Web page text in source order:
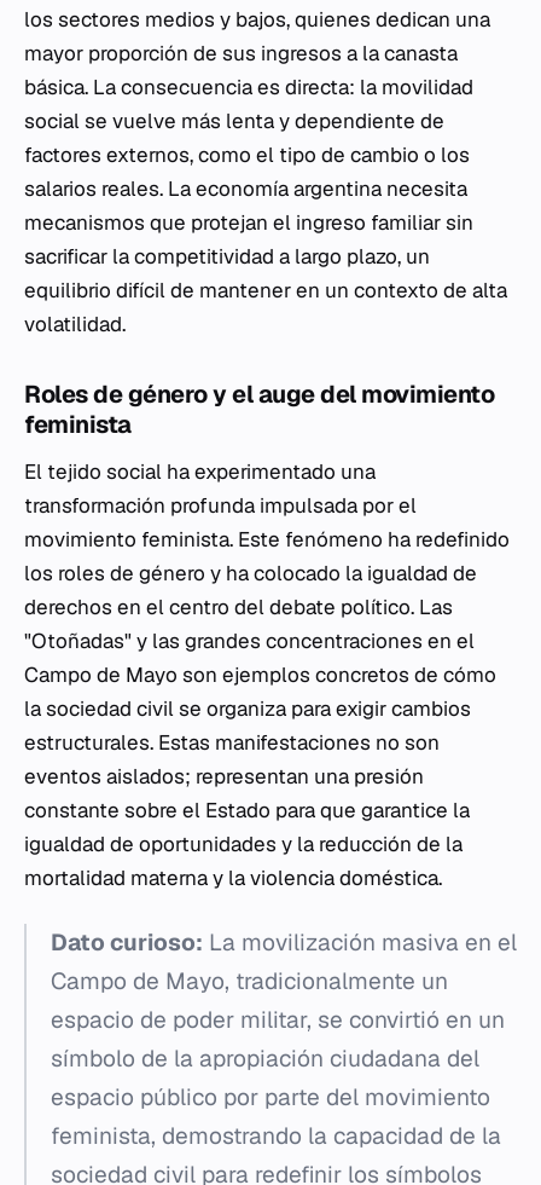
los sectores medios y bajos, quienes dedican una
mayor proporción de sus ingresos a la canasta
básica. La consecuencia es directa: la movilidad
social se vuelve más lenta y dependiente de
factores externos, como el tipo de cambio o los
salarios reales. La economía argentina necesita
mecanismos que protejan el ingreso familiar sin
sacrificar la competitividad a largo plazo, un
equilibrio difícil de mantener en un contexto de alta
volatilidad.
Roles de género y el auge del movimiento
feminista
El tejido social ha experimentado una
transformación profunda impulsada por el
movimiento feminista. Este fenómeno ha redefinido
los roles de género y ha colocado la igualdad de
derechos en el centro del debate político. Las
"Otoñadas" y las grandes concentraciones en el
Campo de Mayo son ejemplos concretos de cómo
la sociedad civil se organiza para exigir cambios
estructurales. Estas manifestaciones no son
eventos aislados; representan una presión
constante sobre el Estado para que garantice la
igualdad de oportunidades y la reducción de la
mortalidad materna y la violencia doméstica.
Dato curioso: La movilización masiva en el
Campo de Mayo, tradicionalmente un
espacio de poder militar, se convirtió en un
símbolo de la apropiación ciudadana del
espacio público por parte del movimiento
feminista, demostrando la capacidad de la
sociedad civil para redefinir los símbolos